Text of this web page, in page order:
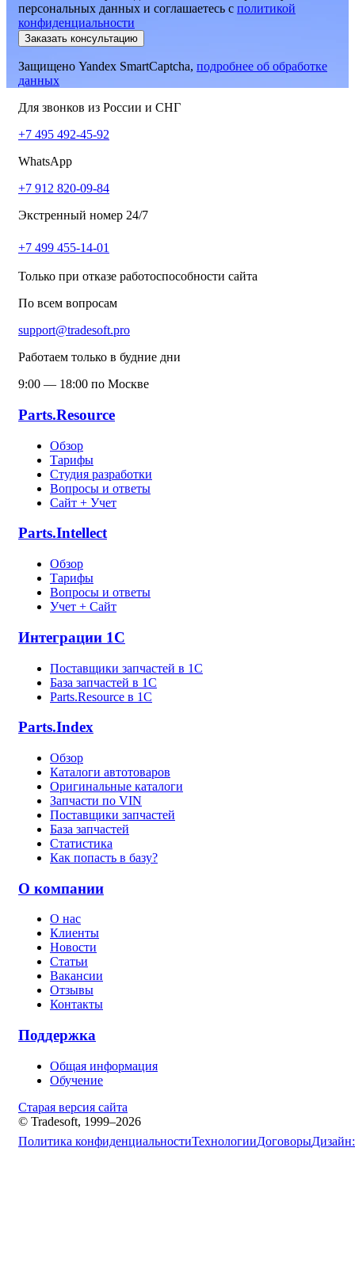
персональных данных и соглашаетесь c политикой
конфиденциальности
Заказать консультацию
Защищено Yandex SmartCaptcha, подробнее об обработке
данных
Для звонков из России и СНГ
+7 495 492-45-92
WhatsApp
+7 912 820-09-84
Экстренный номер 24/7
+7 499 455-14-01
Только при отказе работоспособности сайта
По всем вопросам
support@tradesoft.pro
Работаем только в будние дни
9:00 — 18:00 по Москве
Parts.Resource
Обзор
Тарифы
Студия разработки
Вопросы и ответы
Сайт + Учет
Parts.Intellect
Обзор
Тарифы
Вопросы и ответы
Учет + Сайт
Интеграции 1С
Поставщики запчастей в 1C
База запчастей в 1С
Parts.Resource в 1C
Parts.Index
Обзор
Каталоги автотоваров
Оригинальные каталоги
Запчасти по VIN
Поставщики запчастей
База запчастей
Статистика
Как попасть в базу?
О компании
О нас
Клиенты
Новости
Статьи
Вакансии
Отзывы
Контакты
Поддержка
Общая информация
Обучение
Старая версия сайта
© Tradesoft, 1999–2026
Политика конфиденциальностиТехнологииДоговорыДизайн: